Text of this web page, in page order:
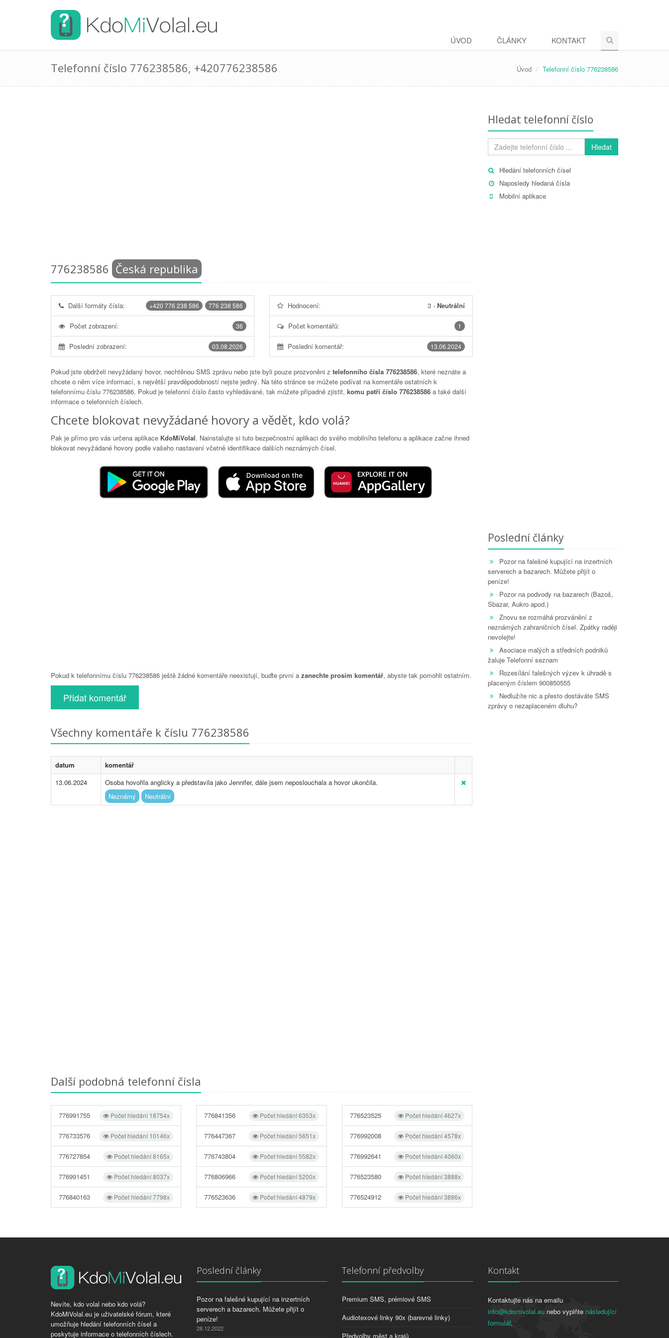
ÚVOD ČLÁNKY KONTAKT
Telefonní číslo 776238586, +420776238586 Úvod Telefonní číslo 776238586
776238586 Česká republika
776 238 586
+420 776 238 586
Další formáty čísla:
36
Počet zobrazení:
03.08.2026
Poslední zobrazení:
Hodnocení: 3- Neutrální
1
Počet komentářů:
13.06.2024
Poslední komentář:
Pokud jste obdrželi nevyžádaný hovor, nechtěnou SMS zprávu nebo jste byli pouze prozvoněni z telefonního čísla 776238586, které neznáte a
chcete o něm více informací, s největší pravděpodobností nejste jediný. Na této stránce se můžete podívat na komentáře ostatních k
telefonnímu číslu 776238586. Pokud je telefonní číslo často vyhledávané, tak můžete případně zjistit, komu patří číslo 776238586 a také další
informace o telefonních číslech.
Chcete blokovat nevyžádané hovory a vědět, kdo volá?
Pak je přímo pro vás určena aplikace KdoMiVolal. Nainstalujte si tuto bezpečnostní aplikaci do svého mobilního telefonu a aplikace začne ihned
blokovat nevyžádané hovory podle vašeho nastavení včetně identifikace dalších neznámých čísel.
Pokud k telefonnímu číslu 776238586 ještě žádné komentáře neexistují, buďte první a zanechte prosím komentář, abyste tak pomohli ostatním.
Přidat komentář
Všechny komentáře k číslu 776238586
datum
komentář
13.06.2024
Osoba hovořila anglicky a představila jako Jennifer, dále jsem neposlouchala a hovor ukončila.
Neznámý
Neutrální
Další podobná telefonní čísla
Počet hledání 18754x
776991755
Počet hledání 10146x
776733576
Počet hledání 8165x
776727854
Počet hledání 8037x
776991451
Počet hledání 7798x
776840163
Počet hledání 6353x
776841356
Počet hledání 5651x
776447367
Počet hledání 5582x
776743804
Počet hledání 5200x
776806966
Počet hledání 4879x
776523636
Počet hledání 4627x
776523525
Počet hledání 4578x
776992008
Počet hledání 4060x
776992641
Počet hledání 3888x
776523580
Počet hledání 3886x
776524912
Hledat telefonní číslo
Hledat
Hledání telefonních čísel
Naposledy hledaná čísla
Mobilní aplikace
Poslední články
Pozor na falešné kupující na inzertních
serverech a bazarech. Můžete přijít o
peníze!
Pozor na podvody na bazarech (Bazoš,
Sbazar, Aukro apod.)
Znovu se rozmáhá prozvánění z
neznámých zahraničních čísel. Zpátky raději
nevolejte!
Asociace malých a středních podniků
žaluje Telefonní seznam
Rozesílání falešných výzev k úhradě s
placeným číslem 900850555
Nedlužíte nic a přesto dostáváte SMS
zprávy o nezaplaceném dluhu?
Nevíte, kdo volal nebo kdo volá?
KdoMiVolal.eu je uživatelské fórum, které
umožňuje hledání telefonních čísel a
poskytuje informace o telefonních číslech.
Poslední články
Pozor na falešné kupující na inzertních
serverech a bazarech. Můžete přijít o
peníze!
28.12.2022
Telefonní předvolby
Premium SMS, prémiové SMS
Audiotexové linky 90x (barevné linky)
Předvolby měst a krajů
Kontakt
Kontaktujte nás na emailu
info@kdomivolal.eunebo vyplňte následující
formulář.